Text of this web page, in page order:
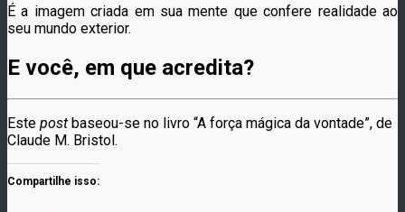
É a imagem criada em sua mente que confere realidade ao
seu mundo exterior.
E você, em que acredita?
Este post baseou-se no livro “A força mágica da vontade”, de
Claude M. Bristol.
Compartilhe isso: